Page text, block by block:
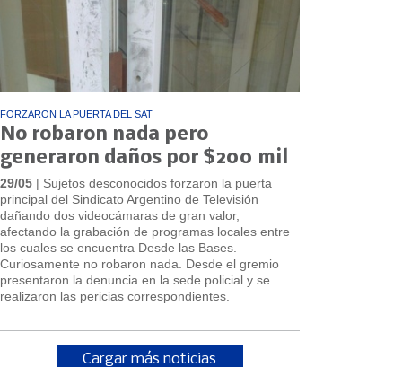
FORZARON LA PUERTA DEL SAT
No robaron nada pero
generaron daños por $200 mil
29/05 | Sujetos desconocidos forzaron la puerta
principal del Sindicato Argentino de Televisión
dañando dos videocámaras de gran valor,
afectando la grabación de programas locales entre
los cuales se encuentra Desde las Bases.
Curiosamente no robaron nada. Desde el gremio
presentaron la denuncia en la sede policial y se
realizaron las pericias correspondientes.
Cargar más noticias